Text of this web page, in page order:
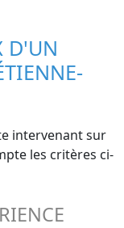
D'UN
intervenant sur
les critères ci-